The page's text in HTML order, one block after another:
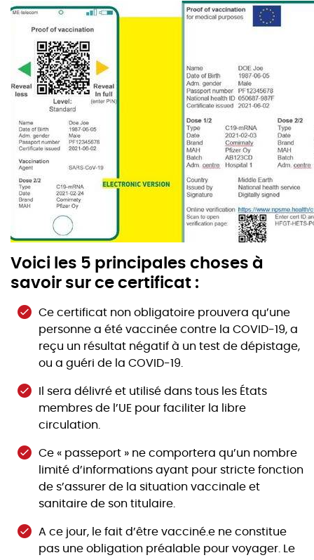
Voici les 5 principales choses à
savoir sur ce certificat :
Ce certificat non obligatoire prouvera qu’une
personne a été vaccinée contre la COVID-19, a
reçu un résultat négatif à un test de dépistage,
ou a guéri de la COVID-19.
Il sera délivré et utilisé dans tous les États
membres de l’UE pour faciliter la libre
circulation.
Ce « passeport » ne comportera qu’un nombre
limité d’informations ayant pour stricte fonction
de s’assurer de la situation vaccinale et
sanitaire de son titulaire.
A ce jour, le fait d’être vacciné.e ne constitue
pas une obligation préalable pour voyager. Le